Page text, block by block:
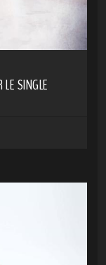
LE SINGLE